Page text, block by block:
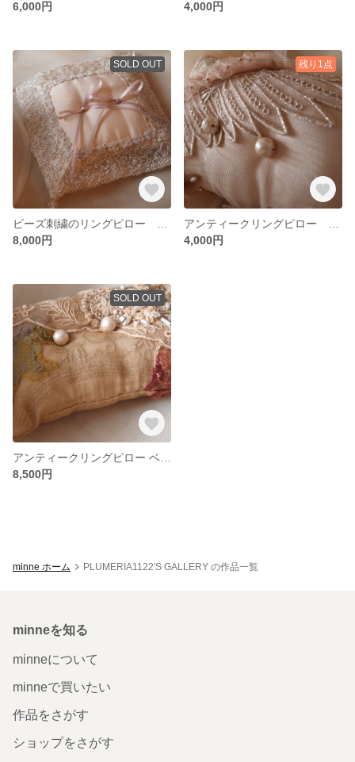
6,000円 4,000円
SOLD OUT
8,000円
残り1点
4,000円
SOLD OUT
8,500円
minne ホーム PLUMERIA1122'S GALLERY の作品一覧
minneを知る
minneについて
minneで買いたい
作品をさがす
ショップをさがす